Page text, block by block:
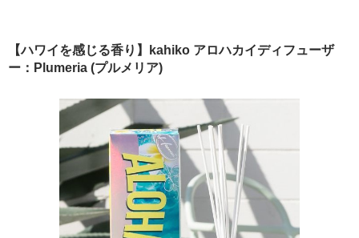
【ハワイを感じる香り】kahiko アロハカイディフューザ
ー：Plumeria (プルメリア)